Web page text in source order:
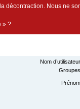
décontraction. Nous ne
» ?
Nom